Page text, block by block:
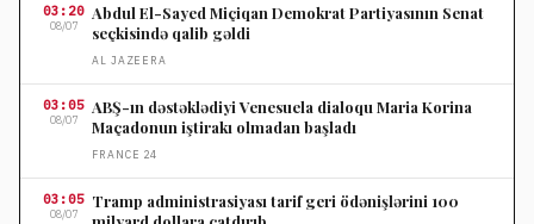
03:20
08/07
Abdul El-Sayed Miçiqan Demokrat Partiyasının Senat
seçkisində qalib gəldi
AL JAZEERA
03:05
08/07
ABŞ-ın dəstəklədiyi Venesuela dialoqu Maria Korina
Maçadonun iştirakı olmadan başladı
FRANCE 24
03:05
08/07
Tramp administrasiyası tarif geri ödənişlərini 100